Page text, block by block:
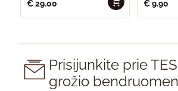
€29.00 €9.90
Prisijunkite prie
grožio